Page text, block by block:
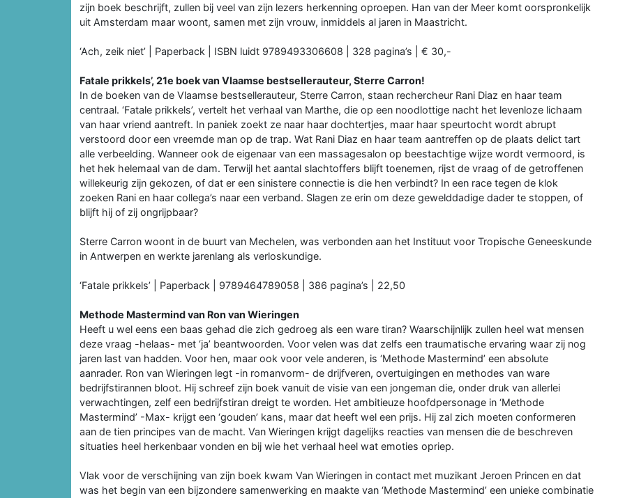
zijn boek beschrijft, zullen bij veel van zijn lezers herkenning oproepen. Han van der Meer komt oorspronkelijk
uit Amsterdam maar woont, samen met zijn vrouw, inmiddels al jaren in Maastricht.
‘Ach, zeik niet’ | Paperback | ISBN luidt 9789493306608 | 328 pagina’s | € 30,-
Fatale prikkels’, 21e boek van Vlaamse bestsellerauteur, Sterre Carron!
In de boeken van de Vlaamse bestsellerauteur, Sterre Carron, staan rechercheur Rani Diaz en haar team
centraal. ‘Fatale prikkels’, vertelt het verhaal van Marthe, die op een noodlottige nacht het levenloze lichaam
van haar vriend aantreft. In paniek zoekt ze naar haar dochtertjes, maar haar speurtocht wordt abrupt
verstoord door een vreemde man op de trap. Wat Rani Diaz en haar team aantreffen op de plaats delict tart
alle verbeelding. Wanneer ook de eigenaar van een massagesalon op beestachtige wijze wordt vermoord, is
het hek helemaal van de dam. Terwijl het aantal slachtoffers blijft toenemen, rijst de vraag of de getroffenen
willekeurig zijn gekozen, of dat er een sinistere connectie is die hen verbindt? In een race tegen de klok
zoeken Rani en haar collega’s naar een verband. Slagen ze erin om deze gewelddadige dader te stoppen, of
blijft hij of zij ongrijpbaar?
Sterre Carron woont in de buurt van Mechelen, was verbonden aan het Instituut voor Tropische Geneeskunde
in Antwerpen en werkte jarenlang als verloskundige.
‘Fatale prikkels’ | Paperback | 9789464789058 | 386 pagina’s | 22,50
Methode Mastermind van Ron van Wieringen
Heeft u wel eens een baas gehad die zich gedroeg als een ware tiran? Waarschijnlijk zullen heel wat mensen
deze vraag -helaas- met ‘ja’ beantwoorden. Voor velen was dat zelfs een traumatische ervaring waar zij nog
jaren last van hadden. Voor hen, maar ook voor vele anderen, is ‘Methode Mastermind’ een absolute
aanrader. Ron van Wieringen legt -in romanvorm- de drijfveren, overtuigingen en methodes van ware
bedrijfstirannen bloot. Hij schreef zijn boek vanuit de visie van een jongeman die, onder druk van allerlei
verwachtingen, zelf een bedrijfstiran dreigt te worden. Het ambitieuze hoofdpersonage in ‘Methode
Mastermind’ -Max- krijgt een ‘gouden’ kans, maar dat heeft wel een prijs. Hij zal zich moeten conformeren
aan de tien principes van de macht. Van Wieringen krijgt dagelijks reacties van mensen die de beschreven
situaties heel herkenbaar vonden en bij wie het verhaal heel wat emoties opriep.
Vlak voor de verschijning van zijn boek kwam Van Wieringen in contact met muzikant Jeroen Princen en dat
was het begin van een bijzondere samenwerking en maakte van ‘Methode Mastermind’ een unieke combinatie